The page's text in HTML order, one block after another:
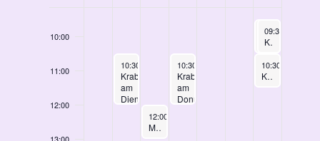
10:00
11:00
12:00
September 23, 2025
10:30
Krabbelgruppe
am
Dienstag
September 24, 2025
12:00
Muskelaufbaukurs 2/5
September 25, 2025
10:30
Krabbelgruppe
am
Donnerstag
September 28,
09:30
Gottesdienst am 15. Sonntag nach Trinitatis
September 28,
09:30
Kindergottesdienst
September 28,
10:30
Kirchenkaffee